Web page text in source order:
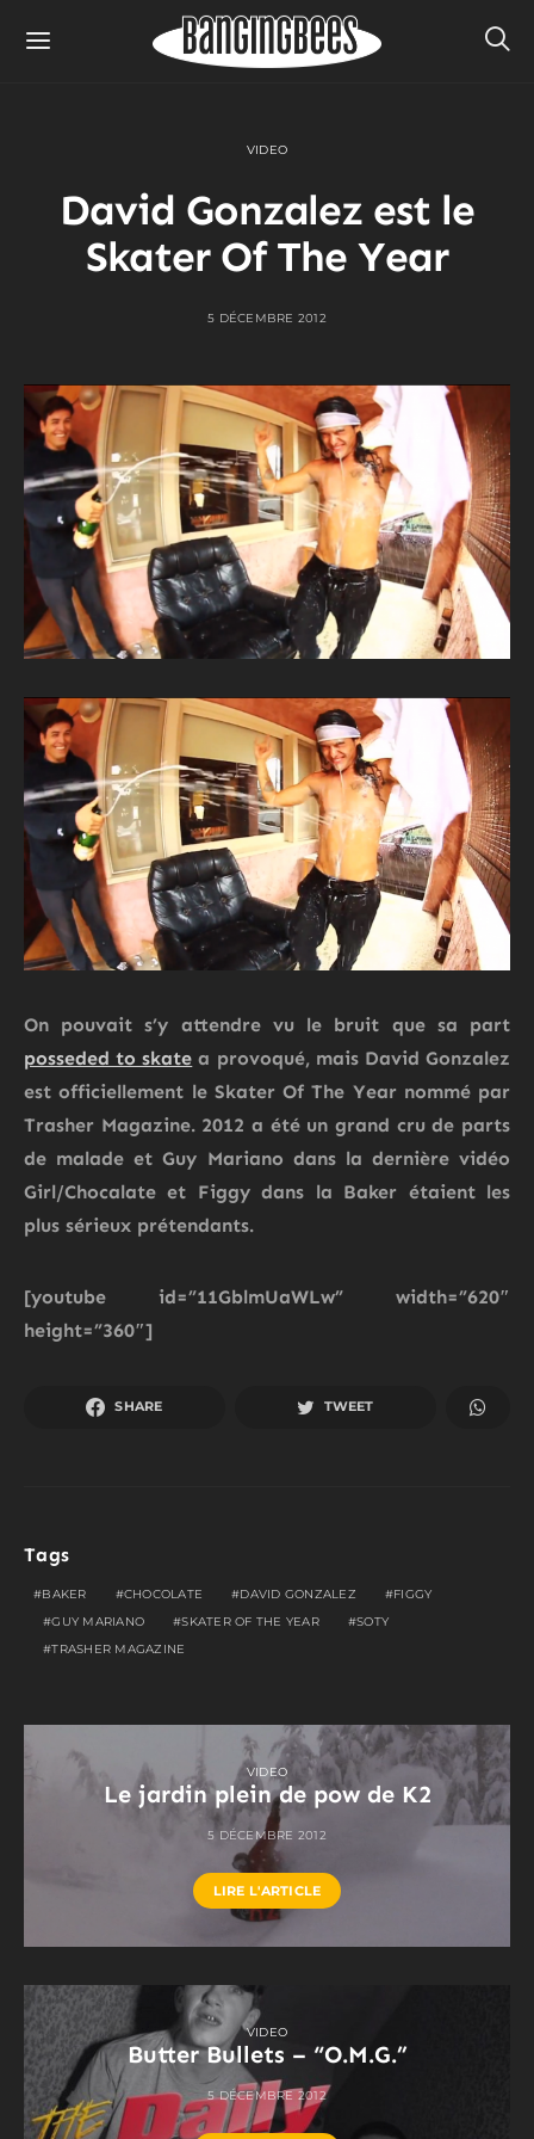
VIDEO
David Gonzalez est le
Skater Of The Year
5 DÉCEMBRE 2012
On pouvait s’y attendre vu le bruit que sa part
posseded to skate a provoqué, mais David Gonzalez
est officiellement le Skater Of The Year nommé par
Trasher Magazine. 2012 a été un grand cru de parts
de malade etGuy Mariano dans la dernière vidéo
Girl/Chocalate et Figgydans la Baker étaient les
plus sérieux prétendants.
[youtube id=”11GblmUaWLw” width=”620″
height=”360″]
SHARE TWEET
Tags
BAKER CHOCOLATE DAVID GONZALEZ
FIGGY
GUY MARIANO
SKATER OF THE YEAR
SOTY
TRASHER MAGAZINE
VIDEO
Le jardin plein de pow de K2
5 DÉCEMBRE 2012
LIRE L'ARTICLE
VIDEO
Butter Bullets – “O.M.G.”
5 DÉCEMBRE 2012